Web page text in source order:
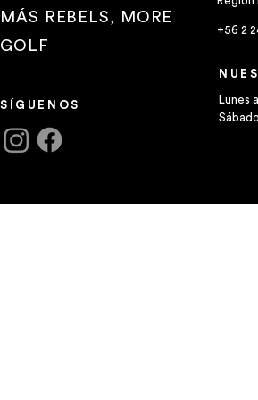
MÁS REBELS, MORE
GOLF
SÍGUENOS
+56 2
Lunes